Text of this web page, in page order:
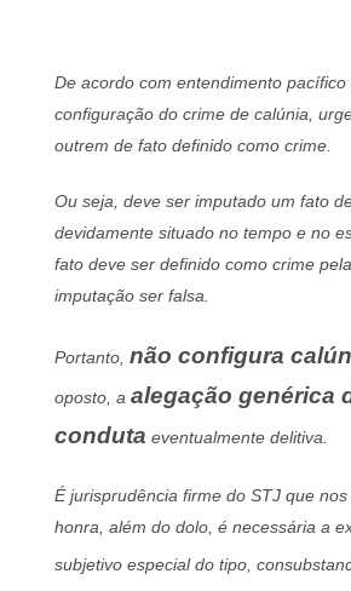
De acordo com entendimento pacífico
configuração do crime de calúnia,
outrem de fato definido como crime.
Ou seja, deve ser imputado um fato
devidamente situado no tempo e no
fato deve ser definido como crime
imputação ser falsa.
Portanto,não configura
oposto, aalegação genérica
conduta eventualmente delitiva.
É jurisprudência firme do STJ que
honra, além do dolo, é necessária a
subjetivo especial do tipo,